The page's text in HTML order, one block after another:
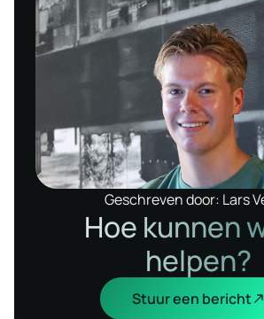
Geschreven door: Lars
Hoe kunnen
helpen?
Stuur een bericht